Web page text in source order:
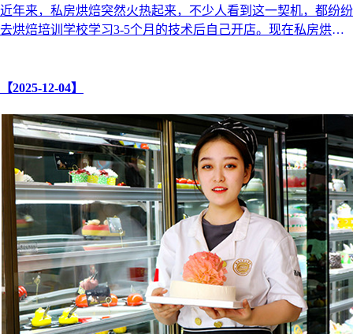
近年来，私房烘焙突然火热起来，不少人看到这一契机，都纷纷
去烘焙培训学校学习3-5个月的技术后自己开店。现在私房烘焙
【2025-12-04】